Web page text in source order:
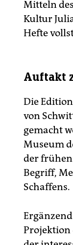
Mitteln
Kultur
Hefte
Auftakt
Die
von
gemacht
Museum
der frühen
Begriff,
Schaffens.
Projektion